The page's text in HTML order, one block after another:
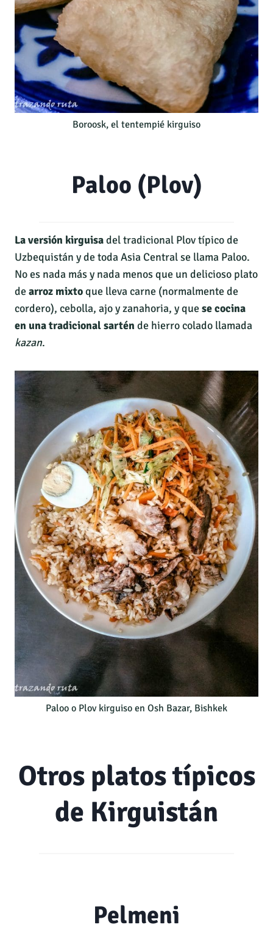
Boroosk, el tentempié kirguiso
Paloo (Plov)
La versión kirguisadel tradicional Plov típico de
Uzbequistán y de toda Asia Central se llama Paloo.
No es nada más y nada menos que un delicioso plato
de arroz mixtoque lleva carne (normalmente de
cordero), cebolla, ajo y zanahoria, y que se cocina
en una tradicional sartén de hierro colado llamada
kazan.
Paloo o Plov kirguiso en Osh Bazar, Bishkek
Otros platos típicos
de Kirguistán
Pelmeni